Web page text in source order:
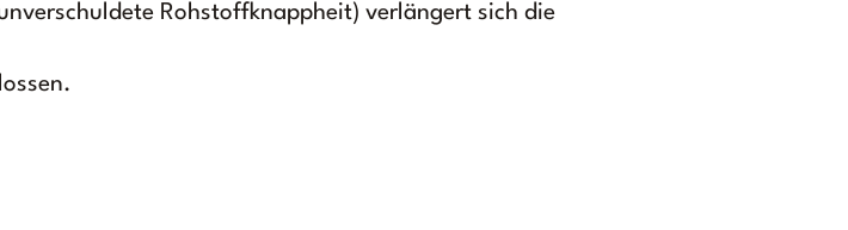
Rohstoffknappheit) verlängert sich die